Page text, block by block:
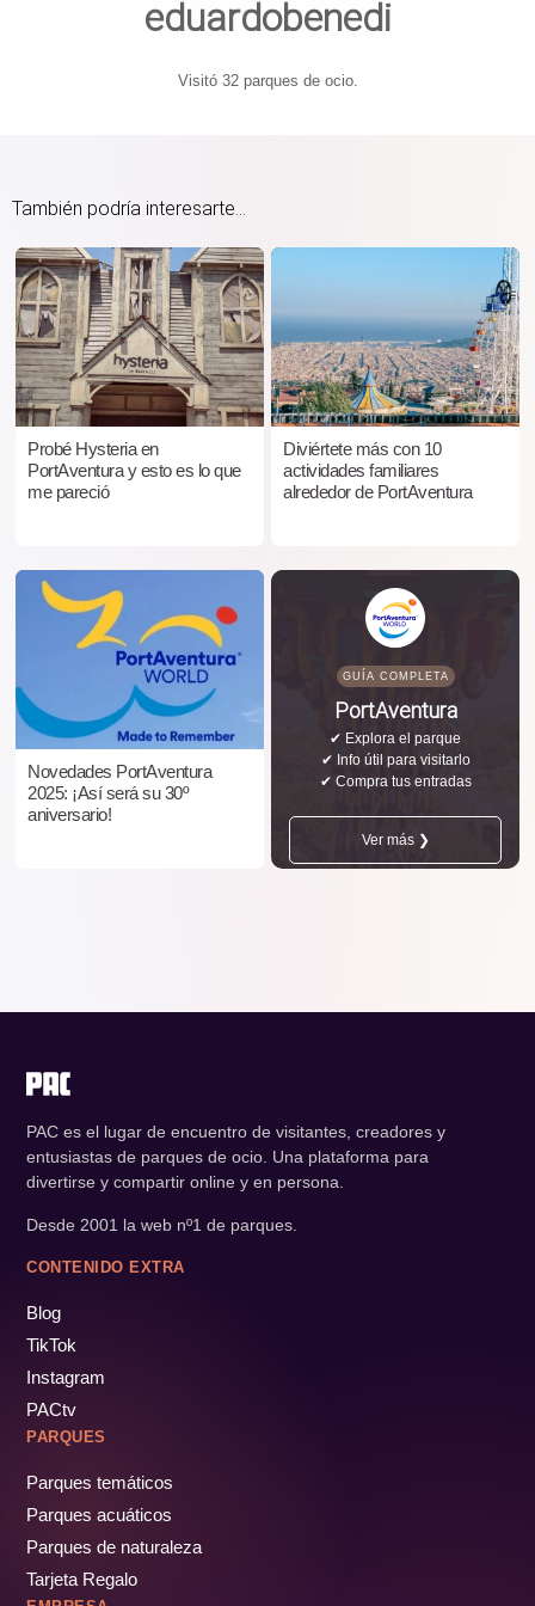
eduardobenedi
Visitó 32 parques de ocio.
También podría interesarte...
Probé Hysteria en
PortAventura y esto es lo que
me pareció
Diviértete más con 10
actividades familiares
alrededor de PortAventura
Novedades PortAventura
2025: ¡Así será su 30º
aniversario!
GUÍA COMPLETA
PortAventura
✔ Explora el parque
✔ Info útil para visitarlo
✔ Compra tus entradas
Ver más ❯
PAC es el lugar de encuentro de visitantes, creadores y
entusiastas de parques de ocio. Una plataforma para
divertirse y compartir online y en persona.
Desde 2001 la web nº1 de parques.
CONTENIDO EXTRA
Blog
TikTok
Instagram
PACtv
PARQUES
Parques temáticos
Parques acuáticos
Parques de naturaleza
Tarjeta Regalo